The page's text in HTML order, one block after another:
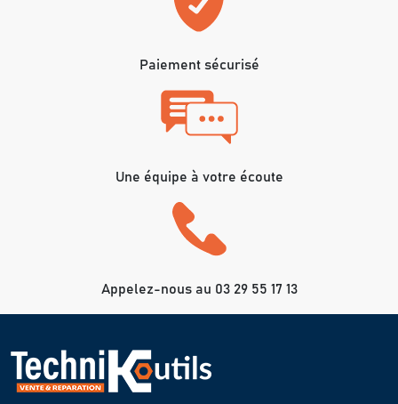
Paiement sécurisé
Une équipe à votre écoute
Appelez-nous au 03 29 55 17 13